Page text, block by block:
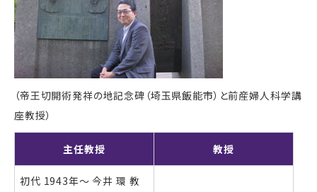
（帝王切開術発祥の地記念碑（埼玉県飯能市）と前産婦人科学講
座教授）
主任教授 教授
初代 1943年～ 今井 環 教